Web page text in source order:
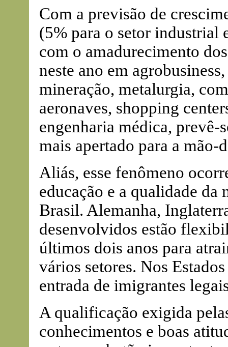
Com a previsão de
(5% para o setor industrial
com o amadurecimento
neste ano em
mineração, metalurgia,
aeronaves, shopping
engenharia médica, prevê-
mais apertado para a
Aliás, esse fenômeno
educação e a qualidade da
Brasil. Alemanha,
desenvolvidos estão
últimos dois anos para
vários setores. Nos
entrada de imigrantes
A qualificação exigida
conhecimentos e boas